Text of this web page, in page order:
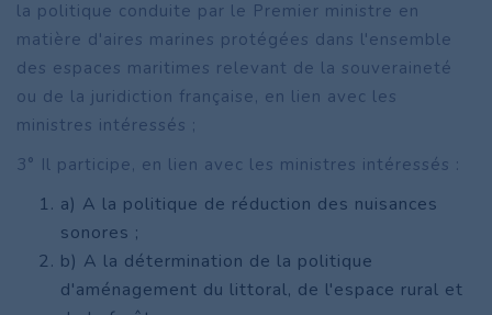
la politique conduite par le Premier ministre en
matière d'aires marines protégées dans l'ensemble
des espaces maritimes relevant de la souveraineté
ou de la juridiction française, en lien avec les
ministres intéressés ;
3° Il participe, en lien avec les ministres intéressés :
a) A la politique de réduction des nuisances
sonores ;
b) A la détermination de la politique
d'aménagement du littoral, de l'espace rural et